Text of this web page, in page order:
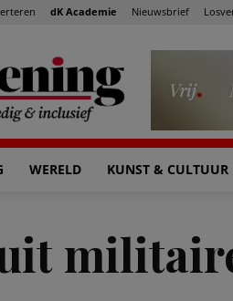
dK Academie Nieuwsbrief
WERELD KUNST & CULTUUR